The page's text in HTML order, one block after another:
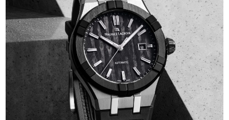
お問い合わせ